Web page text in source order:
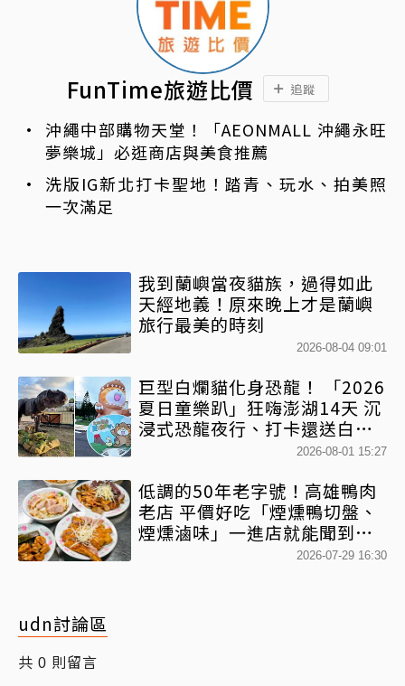
FunTime旅遊比價 追蹤
沖繩中部購物天堂！「AEONMALL 沖繩永旺
夢樂城」必逛商店與美食推薦
洗版IG新北打卡聖地！踏青、玩水、拍美照
一次滿足
我到蘭嶼當夜貓族，過得如此
天經地義！原來晚上才是蘭嶼
旅行最美的時刻
2026-08-04 09:01
巨型白爛貓化身恐龍！ 「2026
夏日童樂趴」狂嗨澎湖14天 沉
浸式恐龍夜行、打卡還送白爛
2026-08-01 15:27
低調的50年老字號！高雄鴨肉
老店 平價好吃「煙燻鴨切盤、
煙燻滷味」一進店就能聞到香
2026-07-29 16:30
udn討論區
共 0 則留言